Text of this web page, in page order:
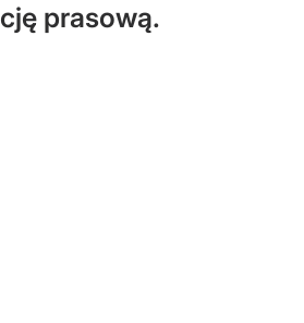
prasową.